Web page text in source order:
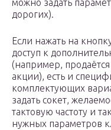
можно задать
дорогих).
Если нажать на
доступ к
(например,
акции), есть и
комплектующих
задать сокет,
тактовую частоту и
нужных параметров